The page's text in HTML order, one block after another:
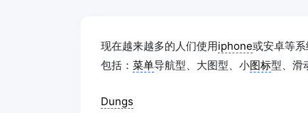
现在越来越多的人们使用iphone或安卓等
包括： 菜单导航型、大图型、小图标型、滑
Dungs